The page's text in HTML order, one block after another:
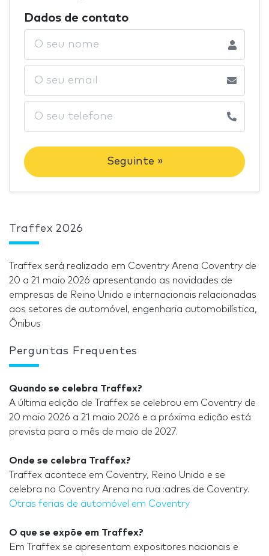
Dados de contato
Seguinte »
Traffex 2026
Traffex será realizado em Coventry Arena Coventry de
20 a 21 maio 2026 apresentando as novidades de
empresas de Reino Unido e internacionais relacionadas
aos setores de automóvel, engenharia automobilística,
Ônibus
Perguntas Frequentes
Quando se celebra Traffex?
A última edição de Traffex se celebrou em Coventry de
20 maio 2026 a 21 maio 2026 e a próxima edição está
prevista para o mês de maio de 2027.
Onde se celebra Traffex?
Traffex acontece em Coventry, Reino Unido e se
celebra no Coventry Arena na rua :adres de Coventry.
Otras ferias de automóvel em Coventry
O que se expõe em Traffex?
Em Traffex se apresentam expositores nacionais e